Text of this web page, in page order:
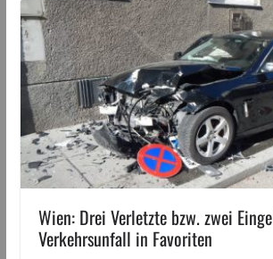
Wien: Drei Verletzte bzw. zwei
Verkehrsunfall in Favoriten